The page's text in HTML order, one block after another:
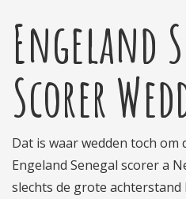
Engeland
Scorer
Dat is waar wedden toch
Engeland Senegal scorer a
slechts de grote achterstand